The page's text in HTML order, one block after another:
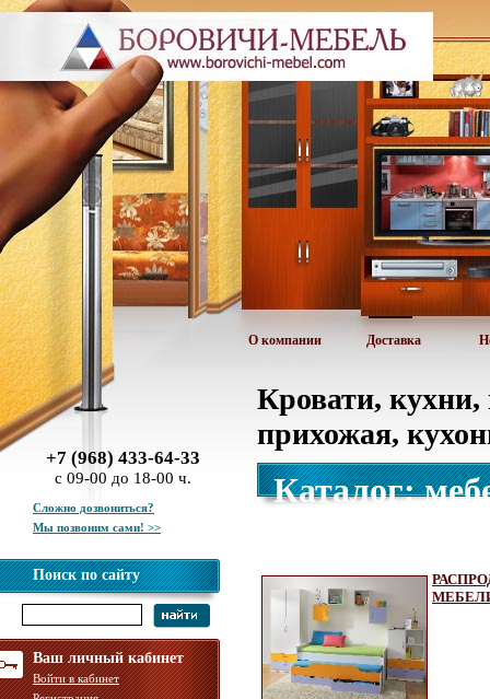
О компании Доставка
+7 (968) 433-64-33
с 09-00 до 18-00 ч.
Сложно дозвониться?
Мы позвоним сами! >>
Поиск по сайту
Ваш личный кабинет
Войти в кабинет
Кровати,
прихожая,
Каталог: